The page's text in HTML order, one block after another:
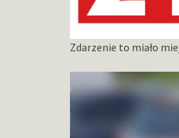
Zdarzenie to miało